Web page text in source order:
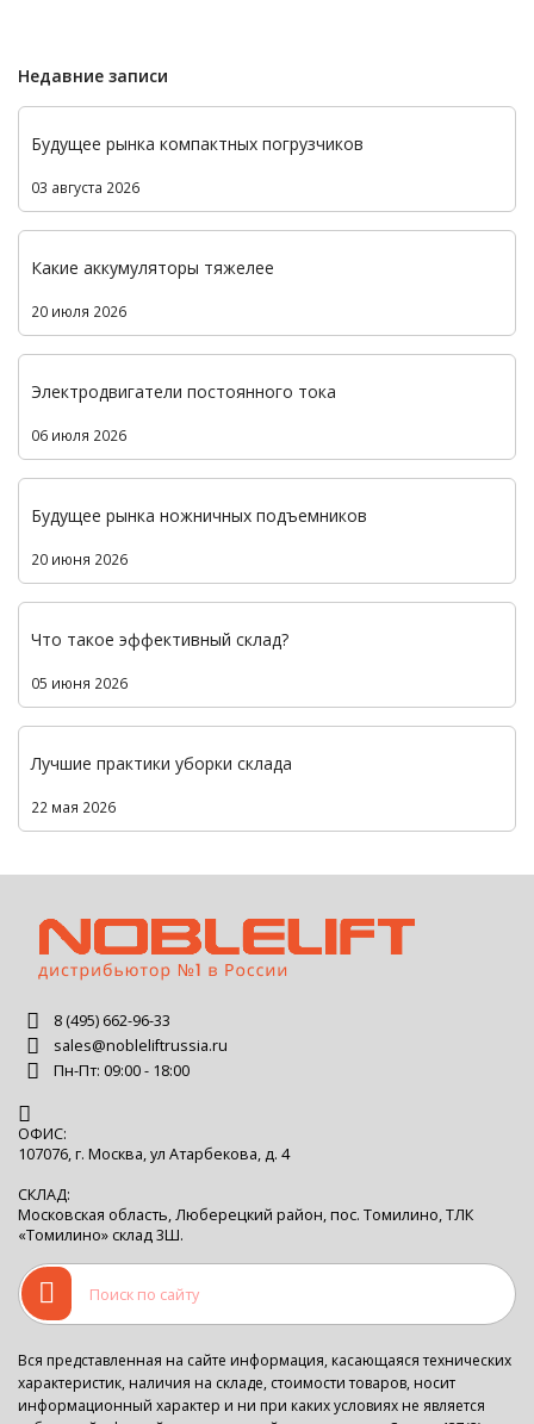
Недавние записи
Будущее рынка компактных погрузчиков
03 августа 2026
Какие аккумуляторы тяжелее
20 июля 2026
Электродвигатели постоянного тока
06 июля 2026
Будущее рынка ножничных подъемников
20 июня 2026
Что такое эффективный склад?
05 июня 2026
Лучшие практики уборки склада
22 мая 2026
8 (495) 662-96-33
sales@nobleliftrussia.ru
Пн-Пт: 09:00 - 18:00
ОФИС:
107076, г. Москва, ул Атарбекова, д. 4
СКЛАД:
Московская область, Люберецкий район, пос. Томилино, ТЛК
«Томилино» склад 3Ш.
Вся представленная на сайте информация, касающаяся технических
характеристик, наличия на складе, стоимости товаров, носит
информационный характер и ни при каких условиях не является